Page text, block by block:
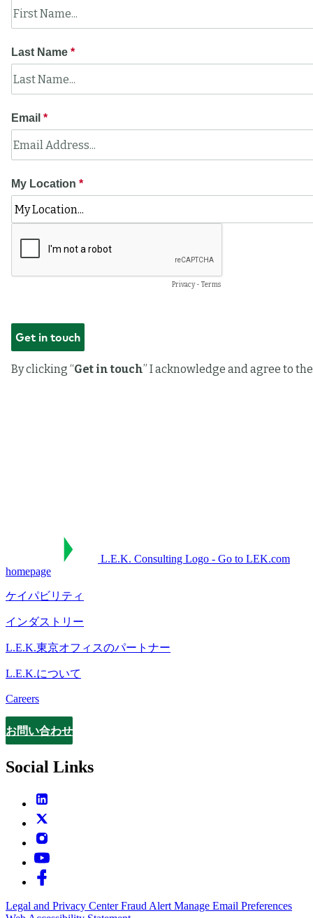
L.E.K. Consulting Logo - Go to LEK.com
homepage
ケイパビリティ
インダストリー
L.E.K.東京オフィスのパートナー
L.E.K.について
Careers
Contact
お問い合わせ
Social Links
Legal and Privacy CenterFraud Alert Manage Email Preferences